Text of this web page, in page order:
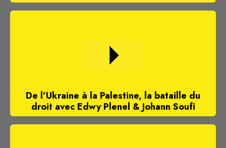
De l’Ukraine à la Palestine, la bataille du
droit avec Edwy Plenel & Johann Soufi